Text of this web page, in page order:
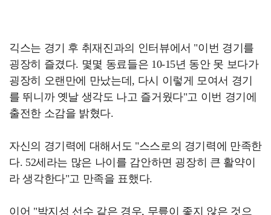
긱스는 경기 후 취재진과의 인터뷰에서 "이번 경기를
굉장히 즐겼다. 몇몇 동료들은 10-15년 동안 못 보다가
굉장히 오랜만에 만났는데, 다시 이렇게 모여서 경기
를 뛰니까 옛날 생각도 나고 즐거웠다"고 이번 경기에
출전한 소감을 밝혔다.
자신의 경기력에 대해서도 "스스로의 경기력에 만족한
다. 52세라는 많은 나이를 감안하면 굉장히 큰 활약이
라 생각한다"고 만족을 표했다.
이어 "박지성 선수 같은 경우, 무릎이 좋지 않은 것으